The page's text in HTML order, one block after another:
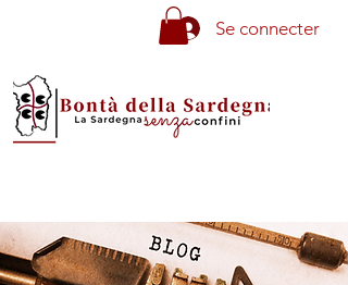
Se connecter